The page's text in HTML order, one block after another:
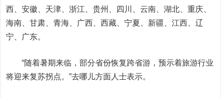
西、安徽、天津、浙江、贵州、四川、云南、湖北、重庆、
海南、甘肃、青海、广西、西藏、宁夏、新疆、江西、辽
宁、广东。
“随着暑期来临，部分省份恢复跨省游，预示着旅游行业
将迎来复苏拐点。”去哪儿方面人士表示。